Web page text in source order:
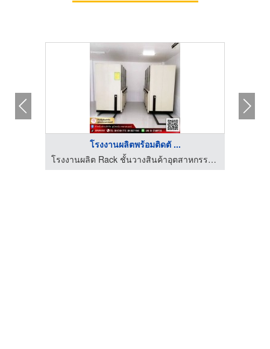
โรงงานผลิตพร้อมติดตั ...
โรงงานผลิต Rack ชั้นวางสินค้าอุตสาหกรรม - ยูนิคอร์น พลาสเนอร์ (6395)